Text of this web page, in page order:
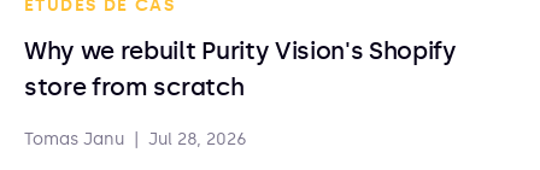
ÉTUDES DE CAS
Why we rebuilt Purity Vision's Shopify
store from scratch
Tomas Janu Jul 28, 2026